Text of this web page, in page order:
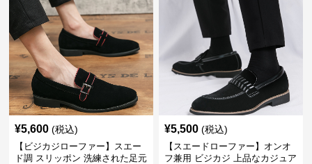
¥5,600 (税込)
【ビジカジローファー】スエー
ド調 スリッポン 洗練された足元
¥5,500 (税込)
【スエードローファー】オンオ
フ兼用 ビジカジ 上品なカジュア